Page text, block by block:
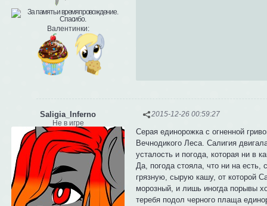
Валентинки:
2015-12-26 00:59:27
Saligia_Inferno
Не в игре
Серая единорожка с огненной
Вечнодикого Леса. Салигия
усталость и погода, которая ни в
Да, погода стояла, что ни на есть,
грязную, сырую кашу, от которой
морозный, и лишь иногда порывы
теребя подол черного плаща